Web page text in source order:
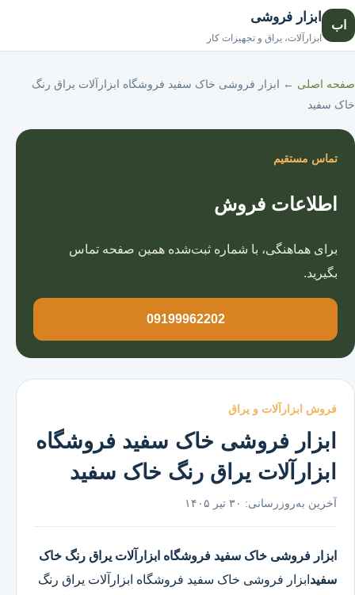
اب
ابزار فروشی
ابزارآلات، یراق و تجهیزات کار
صفحه اصلی ← ابزار فروشی خاک سفید فروشگاه ابزارآلات یراق رنگ
خاک سفید
فروش ابزارآلات و یراق
ابزار فروشی خاک سفید فروشگاه
ابزارآلات یراق رنگ خاک سفید
آخرین به‌روزرسانی: ۳۰ تیر ۱۴۰۵
ابزار فروشی خاک سفید فروشگاه ابزارآلات یراق رنگ خاک
سفید ابزار فروشی خاک سفید فروشگاه ابزارآلات یراق رنگ
تماس مستقیم
اطلاعات فروش
برای هماهنگی، با شماره ثبت‌شده همین صفحه تماس
بگیرید.
09199962202